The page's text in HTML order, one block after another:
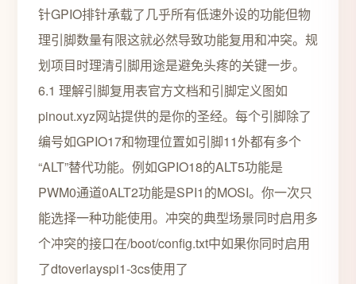
针GPIO排针承载了几乎所有低速外设的功能但物
理引脚数量有限这就必然导致功能复用和冲突。规
划项目时理清引脚用途是避免头疼的关键一步。
6.1 理解引脚复用表官方文档和引脚定义图如
pinout.xyz网站提供的是你的圣经。每个引脚除了
编号如GPIO17和物理位置如引脚11外都有多个
“ALT”替代功能。例如GPIO18的ALT5功能是
PWM0通道0ALT2功能是SPI1的MOSI。你一次只
能选择一种功能使用。冲突的典型场景同时启用多
个冲突的接口在/boot/config.txt中如果你同时启用
了dtoverlayspi1-3cs使用了